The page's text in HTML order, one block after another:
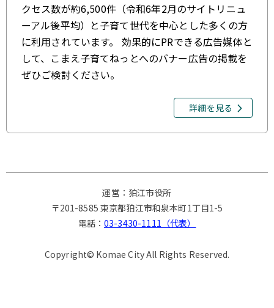
クセス数が約6,500件（令和6年2月のサイトリニュ
ーアル後平均）と子育て世代を中心とした多くの方
に利用されています。 効果的にPRできる広告媒体と
して、こまえ子育てねっとへのバナー広告の掲載を
ぜひご検討ください。
詳細を見る
運営：狛江市役所
〒201-8585 東京都狛江市和泉本町1丁目1-5
電話：03-3430-1111（代表）
Copyright© Komae City All Rights Reserved.